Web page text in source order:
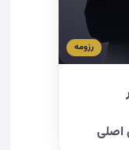
رزومه
اصلی